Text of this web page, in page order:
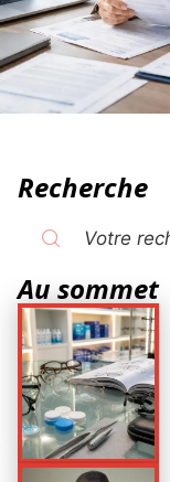
Recherche
Au sommet